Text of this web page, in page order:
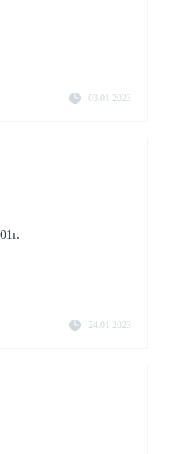
03.01.2023
24.01.2023